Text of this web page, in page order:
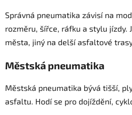
Správná pneumatika závisí na
rozměru, šířce, ráfku a stylu jízdy.
města, jiný na delší asfaltové
Městská pneumatika
Městská pneumatika bývá tišší,
asfaltu. Hodí se pro dojíždění,